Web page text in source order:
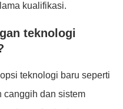
kualifikasi.
teknologi
teknologi baru seperti
canggih dan sistem